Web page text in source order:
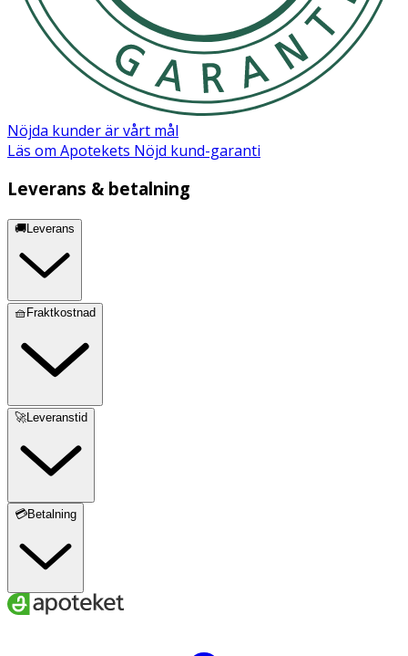
Nöjda kunder är vårt mål
Läs om Apotekets Nöjd kund-garanti
Leverans & betalning
🚚Leverans
🧺Fraktkostnad
🚀Leveranstid
💳Betalning